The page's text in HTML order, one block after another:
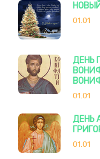
01.01
ДЕНЬ
01.01
ДЕНЬ
01.01